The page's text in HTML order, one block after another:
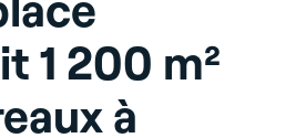
1 200 m²
à